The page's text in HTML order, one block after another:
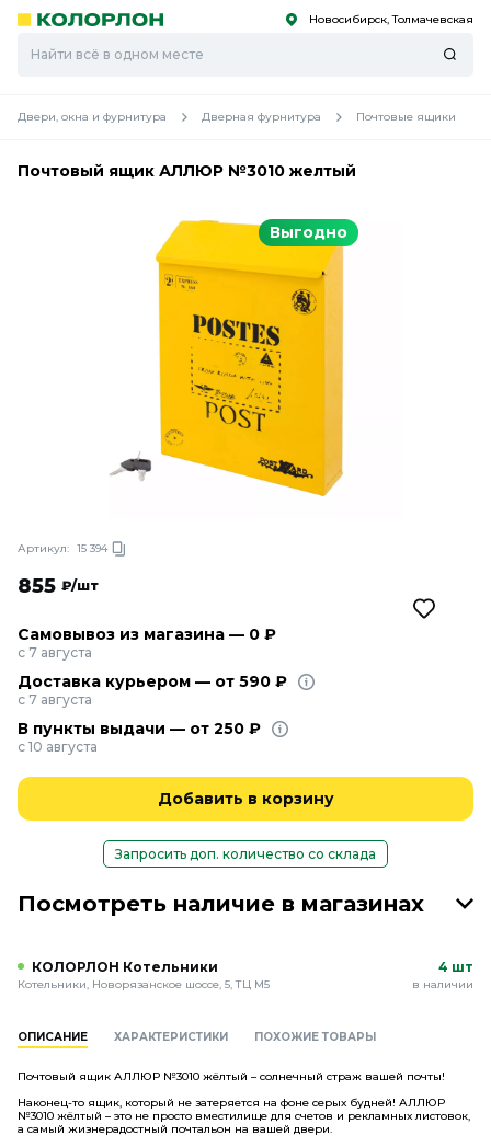
Скоро
Скоро Новосибирск, Толмачевская
Двери, окна и фурнитура Дверная фурнитура Почтовые ящики
Почтовый ящик АЛЛЮР №3010 желтый
Выгодно
Артикул: 15 394
855 ₽/шт
Самовывоз из магазина — 0 ₽
с 7 августа
Доставка курьером — от 590 ₽
с 7 августа
В пункты выдачи — от 250 ₽
с 10 августа
Добавить в корзину
Запросить доп. количество со склада
Посмотреть наличие в магазинах
КОЛОРЛОН Котельники
Котельники, Новорязанское шоссе, 5, ТЦ М5
4 шт
в наличии
ОПИСАНИЕ ХАРАКТЕРИСТИКИ ПОХОЖИЕ ТОВАРЫ
Почтовый ящик АЛЛЮР №3010 жёлтый – солнечный страж вашей почты!
Наконец-то ящик, который не затеряется на фоне серых будней! АЛЛЮР
№3010 жёлтый – это не просто вместилище для счетов и рекламных листовок,
а самый жизнерадостный почтальон на вашей двери.